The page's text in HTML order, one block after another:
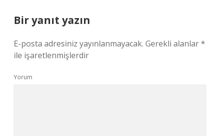
Bir yanıt yazın
E-posta adresiniz yayınlanmayacak. Gerekli alanlar*
ile işaretlenmişlerdir
Yorum